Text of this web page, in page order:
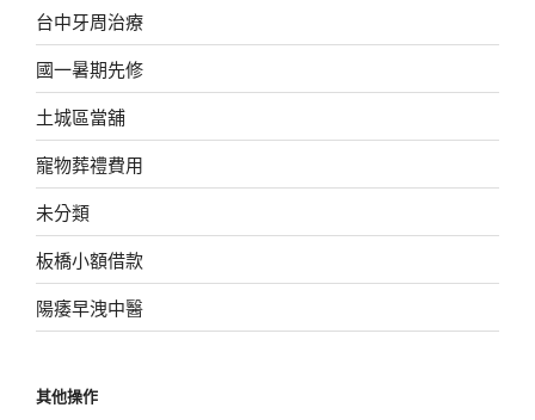
台中牙周治療
國一暑期先修
土城區當舖
寵物葬禮費用
未分類
板橋小額借款
陽痿早洩中醫
其他操作